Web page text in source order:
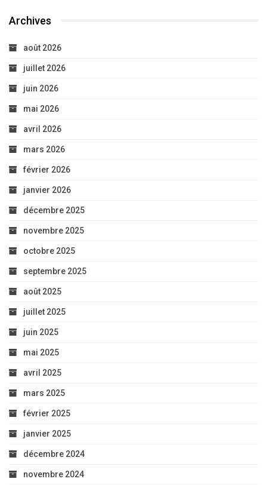
Archives
août 2026
juillet 2026
juin 2026
mai 2026
avril 2026
mars 2026
février 2026
janvier 2026
décembre 2025
novembre 2025
octobre 2025
septembre 2025
août 2025
juillet 2025
juin 2025
mai 2025
avril 2025
mars 2025
février 2025
janvier 2025
décembre 2024
novembre 2024